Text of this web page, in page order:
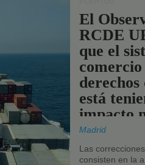
El
RCDE
que el
comercio
derechos
está
impacto
los
UE.
Madrid
Las
consisten en la